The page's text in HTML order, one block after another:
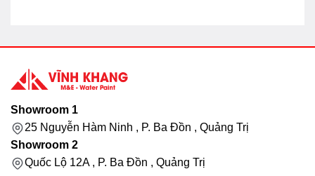
Showroom 1
25 Nguyễn Hàm Ninh , P. Ba Đồn , Quảng Trị
Showroom 2
Quốc Lộ 12A , P. Ba Đồn , Quảng Trị